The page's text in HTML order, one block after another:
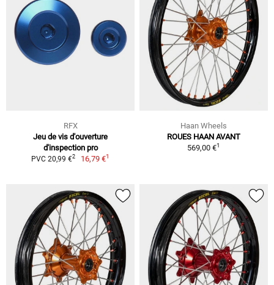
RFX
Jeu de vis d'ouverture
d'inspection pro
PVC 20,99 €2 16,79 €1
Haan Wheels
ROUES HAAN AVANT
569,00 €1